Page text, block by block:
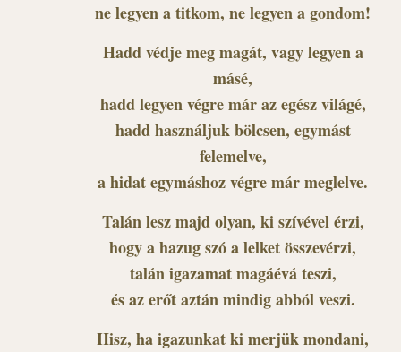
ne legyen a titkom, ne legyen a gondom!
Hadd védje meg magát, vagy legyen a
másé,
hadd legyen végre már az egész világé,
hadd használjuk bölcsen, egymást
felemelve,
a hidat egymáshoz végre már meglelve.
Talán lesz majd olyan, ki szívével érzi,
hogy a hazug szó a lelket összevérzi,
talán igazamat magáévá teszi,
és az erőt aztán mindig abból veszi.
Hisz, ha igazunkat ki merjük mondani,